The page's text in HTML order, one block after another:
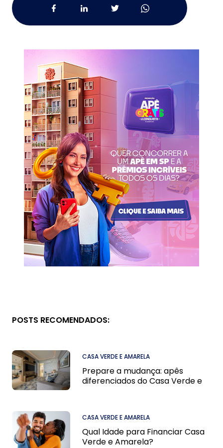
POSTS RECOMENDADOS:
CASA VERDE E AMARELA
Prepare a mudança: apês
diferenciados do Casa Verde e
CASA VERDE E AMARELA
Qual Idade para Financiar Casa
Verde e Amarela?